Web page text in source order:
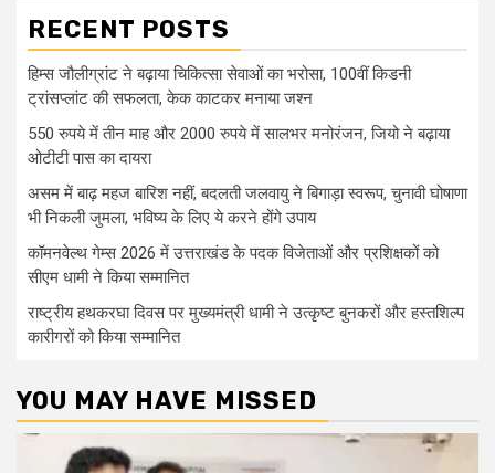
RECENT POSTS
हिम्स जौलीग्रांट ने बढ़ाया चिकित्सा सेवाओं का भरोसा, 100वीं किडनी
ट्रांसप्लांट की सफलता, केक काटकर मनाया जश्न
550 रुपये में तीन माह और 2000 रुपये में सालभर मनोरंजन, जियो ने बढ़ाया
ओटीटी पास का दायरा
असम में बाढ़ महज बारिश नहीं, बदलती जलवायु ने बिगाड़ा स्वरूप, चुनावी घोषाणा
भी निकली जुमला, भविष्य के लिए ये करने होंगे उपाय
कॉमनवेल्थ गेम्स 2026 में उत्तराखंड के पदक विजेताओं और प्रशिक्षकों को
सीएम धामी ने किया सम्मानित
राष्ट्रीय हथकरघा दिवस पर मुख्यमंत्री धामी ने उत्कृष्ट बुनकरों और हस्तशिल्प
कारीगरों को किया सम्मानित
YOU MAY HAVE MISSED